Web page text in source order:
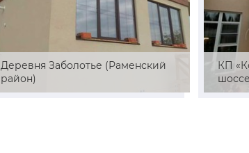
Деревня Заболотье (Раменский
район)
КП